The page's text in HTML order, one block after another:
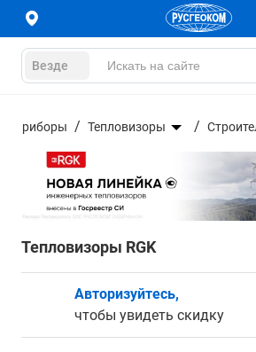
Везде
приборы Тепловизоры
Тепловизоры RGK
Авторизуйтесь,
чтобы увидеть скидку